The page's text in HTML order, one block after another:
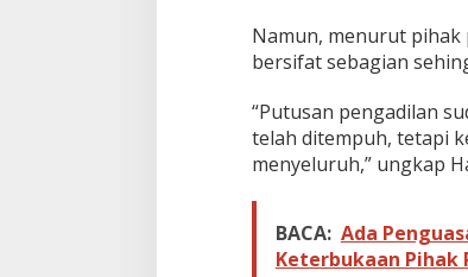
Namun, menurut pihak
bersifat sebagian
“Putusan pengadilan
telah ditempuh, tetapi
menyeluruh,” ungkap
BACA: Ada
Keterbukaan Pihak